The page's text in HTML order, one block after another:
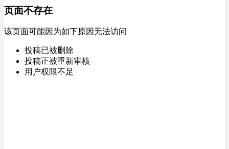
页面不存在
该页面可能因为如下原因无法访问
投稿已被删除
投稿正被重新审核
用户权限不足